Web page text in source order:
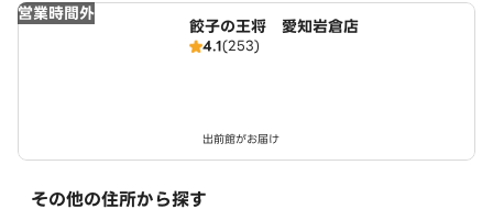
営業時間外
餃子の王将 愛知岩倉店
4.1(253)
出前館がお届け
その他の住所から探す